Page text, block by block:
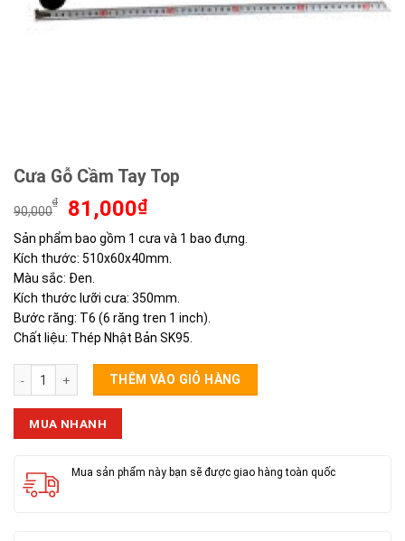
Cưa Gỗ Cầm Tay Top
90,000
₫
Giá
gốc
là:
90,000₫.
81,000₫Giá
tại
là:
Sản phẩm bao gồm 1 cưa và 1 bao đựng.
Kích thước: 510x60x40mm.
Màu sắc: Đen.
Kích thước lưỡi cưa: 350mm.
Bước răng: T6 (6 răng tren 1 inch).
Chất liệu: Thép Nhật Bản SK95.
Cưa Gỗ Cầm Tay Top số lượng
THÊM VÀO GIỎ HÀNG
MUA NHANH
Mua sản phẩm này bạn sẽ được giao hàng toàn quốc